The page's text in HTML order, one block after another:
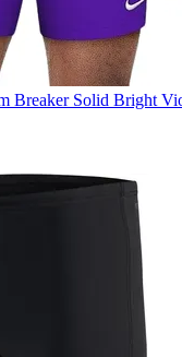
Breaker Solid Bright